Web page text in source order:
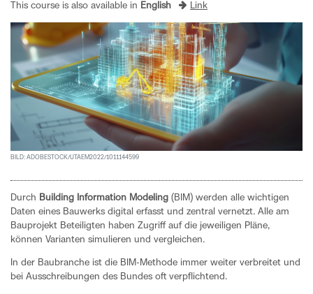
This course is also available in English Link
BILD: ADOBESTOCK/UTAEM2022/1011144599
Durch Building Information Modeling (BIM) werden alle wichtigen
Daten eines Bauwerks digital erfasst und zentral vernetzt. Alle am
Bauprojekt Beteiligten haben Zugriff auf die jeweiligen Pläne,
können Varianten simulieren und vergleichen.
In der Baubranche ist die BIM-Methode immer weiter verbreitet und
bei Ausschreibungen des Bundes oft verpflichtend.